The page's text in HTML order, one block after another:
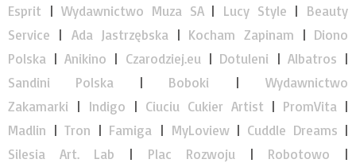
Esprit |Wydawnictwo Muza SA| Lucy Style | Beauty
Service | Ada Jastrzębska| Kocham Zapinam | Diono
Polska |Anikino | Czarodziej.eu| Dotuleni | Albatros |
Sandini Polska | Boboki |Wydawnictwo
Zakamarki | Indigo | Ciuciu Cukier Artist | PromVita |
Madlin |Tron | Famiga | MyLoview| Cuddle Dreams |
Silesia Art. Lab | Plac Rozwoju | Robotowo |